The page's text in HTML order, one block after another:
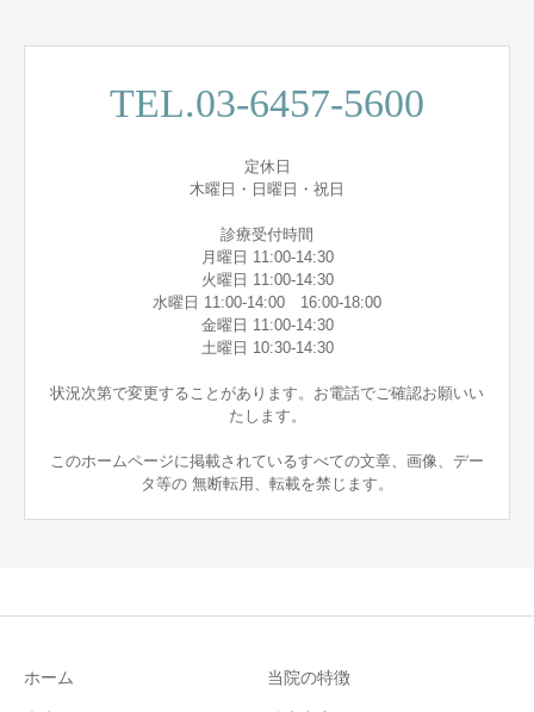
TEL.03-6457-5600
定休日
木曜日・日曜日・祝日
診療受付時間
月曜日 11:00-14:30
火曜日 11:00-14:30
水曜日 11:00-14:00 16:00-18:00
金曜日 11:00-14:30
土曜日 10:30-14:30
状況次第で変更することがあります。お電話でご確認お願いい
たします。
このホームページに掲載されているすべての文章、画像、デー
タ等の 無断転用、転載を禁じます。
ホーム 当院の特徴